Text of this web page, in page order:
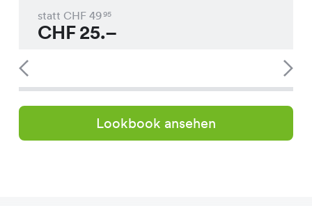
statt CHF 4995
CHF25.–
Lookbook ansehen